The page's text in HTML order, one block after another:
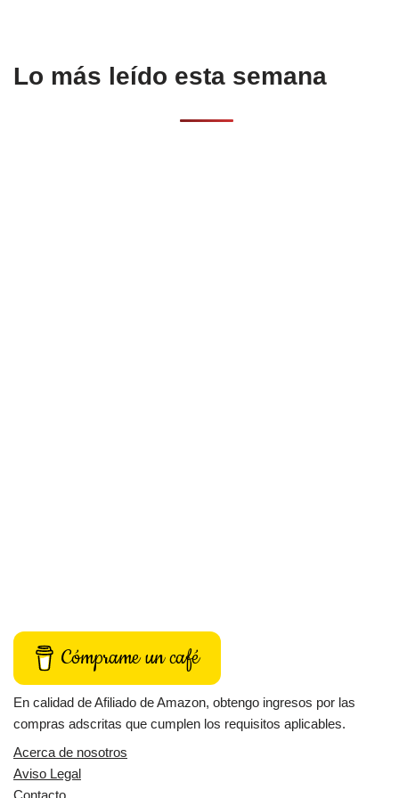
Lo más leído esta semana
Cómprame un café
En calidad de Afiliado de Amazon, obtengo ingresos por las
compras adscritas que cumplen los requisitos aplicables.
Acerca de nosotros
Aviso Legal
Contacto